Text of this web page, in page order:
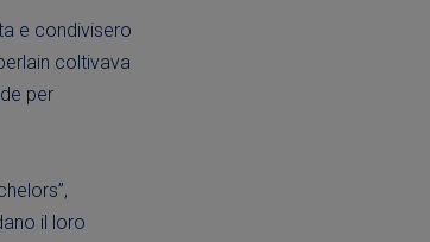
e condivisero
coltivava
per
il loro